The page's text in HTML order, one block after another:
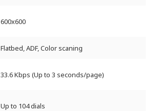
600x600
Flatbed, ADF, Color scaning
33.6 Kbps (Up to 3 seconds/page)
Up to 104 dials